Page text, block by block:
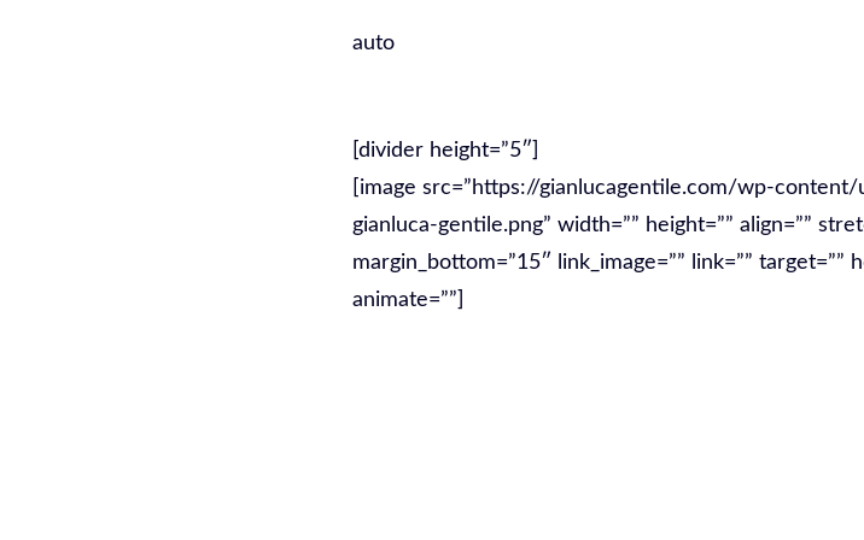
auto
[divider height=”5″]
[image src=”https://gianlucagentile.com/wp-
gianluca-gentile.png” width=”” height=”” align=””
margin_bottom=”15″ link_image=”” link=”” target=””
animate=””]